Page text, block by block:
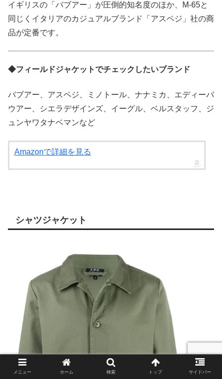
イギリスの「バブアー」が圧倒的知名度のほか、M-65と
同じくイタリアのカジュアルブランド「アスペジ」社の商
品が定番です。
◆フィールドジャケットでチェックしたいブランド
バブアー、アスペジ、ミノトール、ナナミカ、エディーバ
ウアー、シエラデザインズ、イーグル、ベルスタッフ、ジ
ュンヤワタナベマンなど
Amazonで詳細を見る
シャツジャケット
メニュー ホーム 検索 トップ サイドバー